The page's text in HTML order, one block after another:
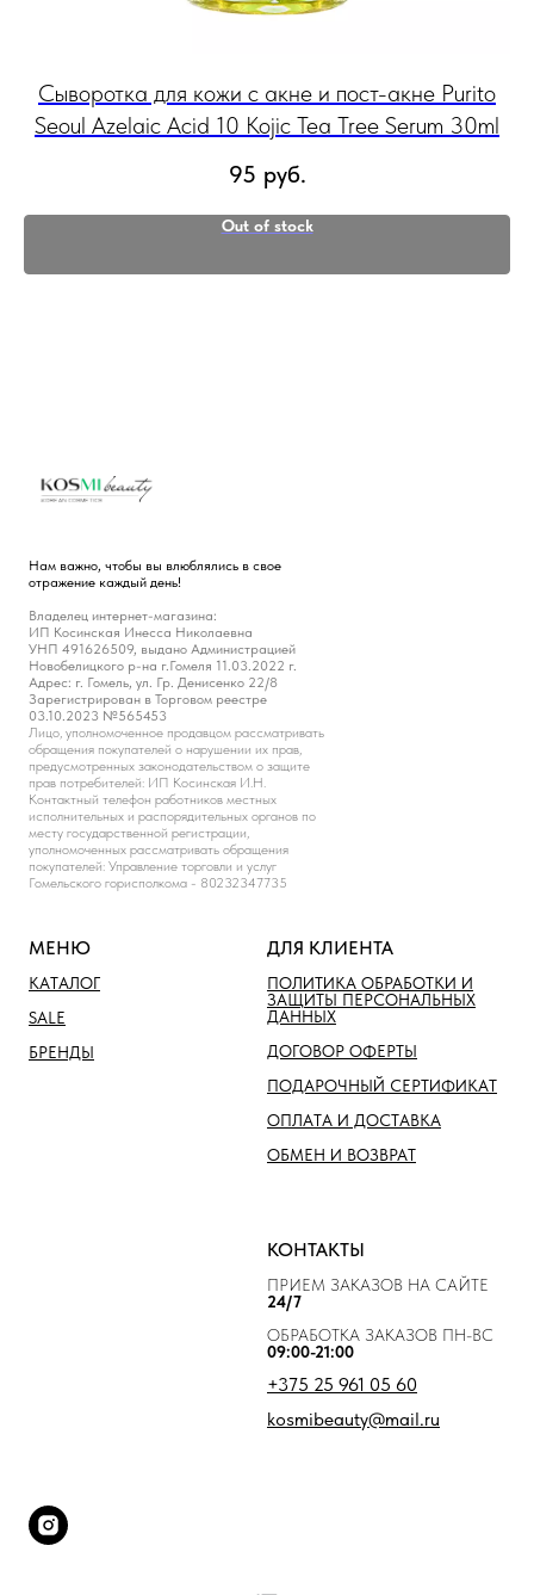
Сыворотка для кожи с акне и пост-акне Purito
Seoul Azelaic Acid 10 Kojic Tea Tree Serum 30ml
95 руб.
Out of stock
Нам важно, чтобы вы влюблялись в свое
отражение каждый день!
Владелец интернет-магазина:
ИП Косинская Инесса Николаевна
УНП 491626509, выдано Администрацией
Новобелицкого р-на г.Гомеля 11.03.2022 г.
Адрес: г. Гомель, ул. Гр. Денисенко 22/8
Зарегистрирован в Торговом реестре
03.10.2023 №565453
Лицо, уполномоченное продавцом рассматривать
обращения покупателей о нарушении их прав,
предусмотренных законодательством о защите
прав потребителей: ИП Косинская И.Н.
Контактный телефон работников местных
исполнительных и распорядительных органов по
месту государственной регистрации,
уполномоченных рассматривать обращения
покупателей: Управление торговли и услуг
Гомельского горисполкома - 80232347735
МЕНЮ
КАТАЛОГ
SALE
БРЕНДЫ
ДЛЯ КЛИЕНТА
ПОЛИТИКА ОБРАБОТКИ И
ЗАЩИТЫ ПЕРСОНАЛЬНЫХ
ДАННЫХ
ДОГОВОР ОФЕРТЫ
ПОДАРОЧНЫЙ СЕРТИФИКАТ
ОПЛАТА И ДОСТАВКА
ОБМЕН И ВОЗВРАТ
КОНТАКТЫ
ПРИЕМ ЗАКАЗОВ НА САЙТЕ
24/7
ОБРАБОТКА ЗАКАЗОВ ПН-ВС
09:00-21:00
+375 25 961 05 60
kosmibeauty@mail.ru